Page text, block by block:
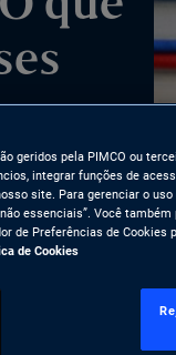
que
geridos pela PIMCO ou
integrar funções de
site. Para gerenciar o
essenciais”. Você
de Preferências de
de Cookies